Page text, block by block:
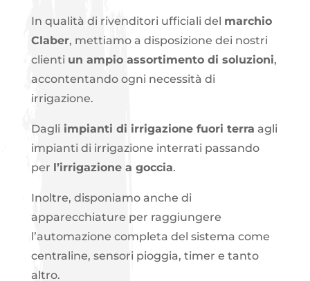
In qualità di rivenditori ufficiali del marchio
Claber, mettiamo a disposizione dei nostri
clienti un ampio assortimento di soluzioni,
accontentando ogni necessità di
irrigazione.
Dagli impianti di irrigazione fuori terra agli
impianti di irrigazione interrati passando
per l’irrigazione a goccia.
Inoltre, disponiamo anche di
apparecchiature per raggiungere
l’automazione completa del sistema come
centraline, sensori pioggia, timer e tanto
altro.